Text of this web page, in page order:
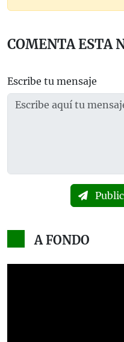
COMENTA ESTA
Escribe tu mensaje
A FONDO